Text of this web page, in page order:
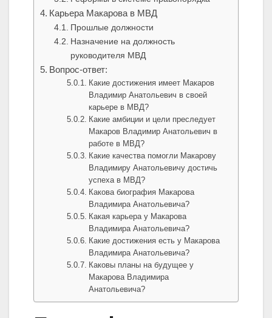
Карьера Макарова в МВД
Прошлые должности
Назначение на должность
руководителя МВД
Вопрос-ответ:
Какие достижения имеет Макаров
Владимир Анатольевич в своей
карьере в МВД?
Какие амбиции и цели преследует
Макаров Владимир Анатольевич в
работе в МВД?
Какие качества помогли Макарову
Владимиру Анатольевичу достичь
успеха в МВД?
Какова биография Макарова
Владимира Анатольевича?
Какая карьера у Макарова
Владимира Анатольевича?
Какие достижения есть у Макарова
Владимира Анатольевича?
Каковы планы на будущее у
Макарова Владимира
Анатольевича?